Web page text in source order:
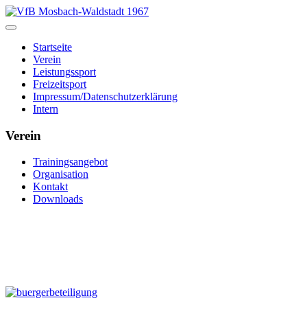
Startseite
Verein
Leistungssport
Freizeitsport
Impressum/Datenschutzerklärung
Intern
Verein
Trainingsangebot
Organisation
Kontakt
Downloads